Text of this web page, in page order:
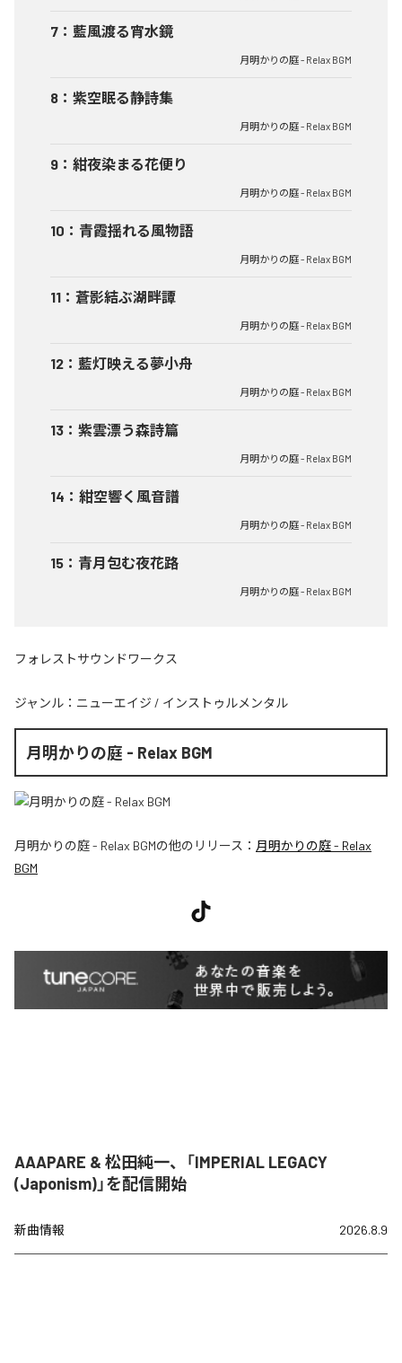
7 ： 藍風渡る宵水鏡
月明かりの庭 - Relax BGM
8 ： 紫空眠る静詩集
月明かりの庭 - Relax BGM
9 ： 紺夜染まる花便り
月明かりの庭 - Relax BGM
10 ： 青霞揺れる風物語
月明かりの庭 - Relax BGM
11 ： 蒼影結ぶ湖畔譚
月明かりの庭 - Relax BGM
12 ： 藍灯映える夢小舟
月明かりの庭 - Relax BGM
13 ： 紫雲漂う森詩篇
月明かりの庭 - Relax BGM
14 ： 紺空響く風音譜
月明かりの庭 - Relax BGM
15 ： 青月包む夜花路
月明かりの庭 - Relax BGM
フォレストサウンドワークス
ジャンル： ニューエイジ / インストゥルメンタル
月明かりの庭 - Relax BGM
月明かりの庭 - Relax BGMの他のリリース： 月明かりの庭 - Relax
BGM
AAAPARE & 松田純一、「IMPERIAL LEGACY
(Japonism)」を配信開始
新曲情報 2026.8.9